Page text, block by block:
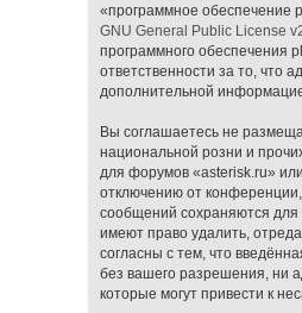
«программное обеспечение
GNU General Public License
программного обеспечения
ответственности за то, что
дополнительной
Вы соглашаетесь не
национальной розни и
для форумов «asterisk.ru»
отключению от
сообщений сохраняются для
имеют право удалить,
согласны с тем, что
без вашего разрешения, ни
которые могут привести к